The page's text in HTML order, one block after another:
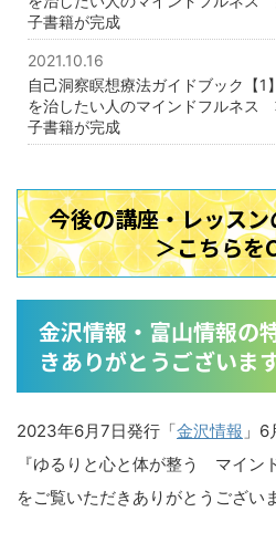
子書籍が完成
2021.10.16
自己洞察瞑想療法ガイドブック【1
を治したい人のマインドフルネス
子書籍が完成
今後の講座・レッス
＞こちらを
金沢情報・富山情報の
きありがとうございま
2023年6月7日発行「金沢情報 」
『ゆるりと心と体が整う マイン
をご覧いただきありがとうござい